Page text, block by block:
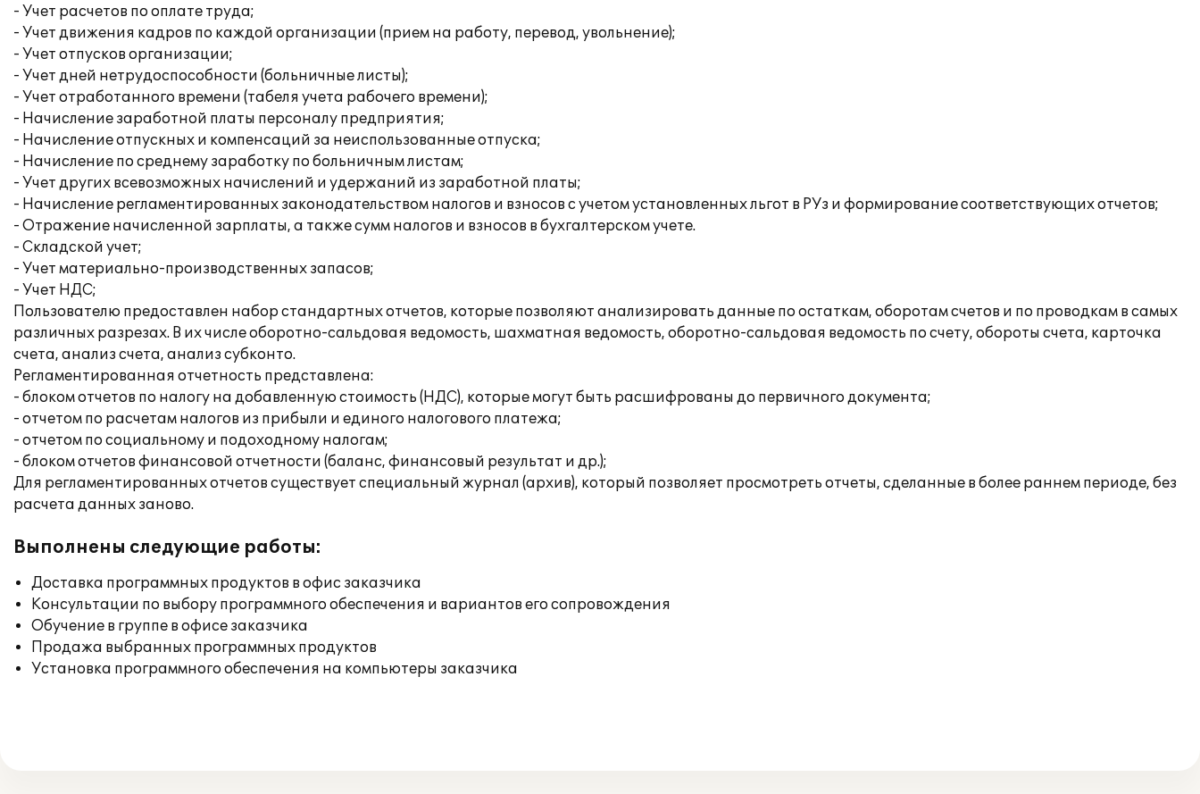
- Учет расчетов по оплате труда;
- Учет движения кадров по каждой организации (прием на работу, перевод, увольнение);
- Учет отпусков организации;
- Учет дней нетрудоспособности (больничные листы);
- Учет отработанного времени (табеля учета рабочего времени);
- Начисление заработной платы персоналу предприятия;
- Начисление отпускных и компенсаций за неиспользованные отпуска;
- Начисление по среднему заработку по больничным листам;
- Учет других всевозможных начислений и удержаний из заработной платы;
- Начисление регламентированных законодательством налогов и взносов с учетом установленных льгот в РУз и формирование соответствующих отчетов;
- Отражение начисленной зарплаты, а также сумм налогов и взносов в бухгалтерском учете.
- Складской учет;
- Учет материально-производственных запасов;
- Учет НДС;
Пользователю предоставлен набор стандартных отчетов, которые позволяют анализировать данные по остаткам, оборотам счетов и по проводкам в самых
различных разрезах. В их числе оборотно-сальдовая ведомость, шахматная ведомость, оборотно-сальдовая ведомость по счету, обороты счета, карточка
счета, анализ счета, анализ субконто.
Регламентированная отчетность представлена:
- блоком отчетов по налогу на добавленную стоимость (НДС), которые могут быть расшифрованы до первичного документа;
- отчетом по расчетам налогов из прибыли и единого налогового платежа;
- отчетом по социальному и подоходному налогам;
- блоком отчетов финансовой отчетности (баланс, финансовый результат и др.);
Для регламентированных отчетов существует специальный журнал (архив), который позволяет просмотреть отчеты, сделанные в более раннем периоде, без
расчета данных заново.
Выполнены следующие работы:
Доставка программных продуктов в офис заказчика
Консультации по выбору программного обеспечения и вариантов его сопровождения
Обучение в группе в офисе заказчика
Продажа выбранных программных продуктов
Установка программного обеспечения на компьютеры заказчика